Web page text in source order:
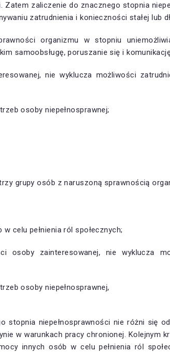
zaliczenie do znacznego stopnia
zatrudnienia i konieczności stałej lub
organizmu w stopniu
samoobsługę, poruszanie się i
nie wyklucza możliwości
osoby niepełnosprawnej;
grupy osób z naruszoną sprawnością
celu pełnienia ról społecznych;
osoby zainteresowanej, nie wyklucza
osoby niepełnosprawnej,
stopnia niepełnosprawności nie różni się
w warunkach pracy chronionej. Kolejnym
innych osób w celu pełnienia ról